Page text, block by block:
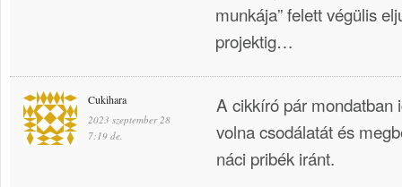
munkája” felett végülis
projektig…
Cukihara
2023 szeptember 28
7:19 de.
A cikkíró pár mondatban
volna csodálatát és
náci pribék iránt.